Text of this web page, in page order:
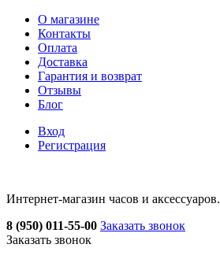
О магазине
Контакты
Оплата
Доставка
Гарантия и возврат
Отзывы
Блог
Вход
Регистрация
Интернет-магазин часов и аксессуаров.
8 (950) 011-55-00 Заказать звонок
Заказать звонок